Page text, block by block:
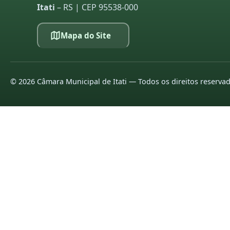
Itati – RS | CEP 95538-000
Mapa do Site
© 2026 Câmara Municipal de Itati — Todos os direitos